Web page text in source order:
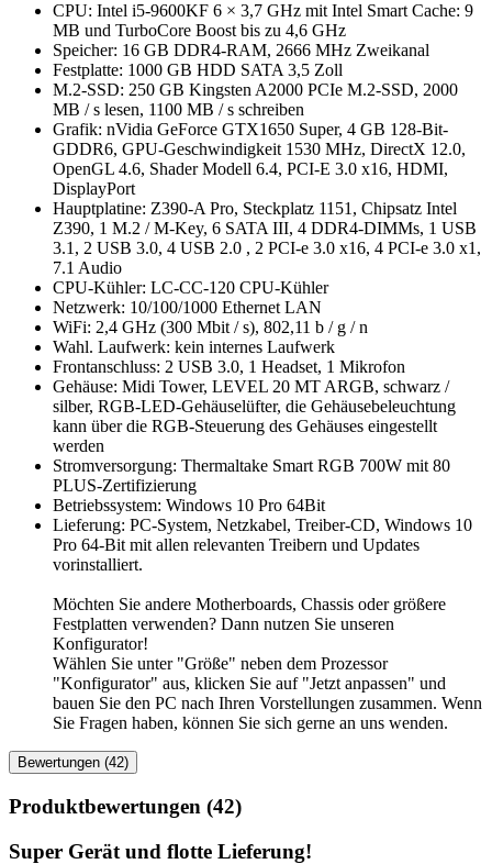
CPU: Intel i5-9600KF 6 × 3,7 GHz mit Intel Smart Cache: 9
MB und TurboCore Boost bis zu 4,6 GHz
Speicher: 16 GB DDR4-RAM, 2666 MHz Zweikanal
Festplatte: 1000 GB HDD SATA 3,5 Zoll
M.2-SSD: 250 GB Kingsten A2000 PCIe M.2-SSD, 2000
MB / s lesen, 1100 MB / s schreiben
Grafik: nVidia GeForce GTX1650 Super, 4 GB 128-Bit-
GDDR6, GPU-Geschwindigkeit 1530 MHz, DirectX 12.0,
OpenGL 4.6, Shader Modell 6.4, PCI-E 3.0 x16, HDMI,
DisplayPort
Hauptplatine: Z390-A Pro, Steckplatz 1151, Chipsatz Intel
Z390, 1 M.2 / M-Key, 6 SATA III, 4 DDR4-DIMMs, 1 USB
3.1, 2 USB 3.0, 4 USB 2.0 , 2 PCI-e 3.0 x16, 4 PCI-e 3.0 x1,
7.1 Audio
CPU-Kühler: LC-CC-120 CPU-Kühler
Netzwerk: 10/100/1000 Ethernet LAN
WiFi: 2,4 GHz (300 Mbit / s), 802,11 b / g / n
Wahl. Laufwerk: kein internes Laufwerk
Frontanschluss: 2 USB 3.0, 1 Headset, 1 Mikrofon
Gehäuse: Midi Tower, LEVEL 20 MT ARGB, schwarz /
silber, RGB-LED-Gehäuselüfter, die Gehäusebeleuchtung
kann über die RGB-Steuerung des Gehäuses eingestellt
werden
Stromversorgung: Thermaltake Smart RGB 700W mit 80
PLUS-Zertifizierung
Betriebssystem: Windows 10 Pro 64Bit
Lieferung: PC-System, Netzkabel, Treiber-CD, Windows 10
Pro 64-Bit mit allen relevanten Treibern und Updates
vorinstalliert.
Möchten Sie andere Motherboards, Chassis oder größere
Festplatten verwenden? Dann nutzen Sie unseren
Konfigurator!
Wählen Sie unter "Größe" neben dem Prozessor
"Konfigurator" aus, klicken Sie auf "Jetzt anpassen" und
bauen Sie den PC nach Ihren Vorstellungen zusammen. Wenn
Sie Fragen haben, können Sie sich gerne an uns wenden.
Bewertungen (42)
Produktbewertungen (42)
Super Gerät und flotte Lieferung!